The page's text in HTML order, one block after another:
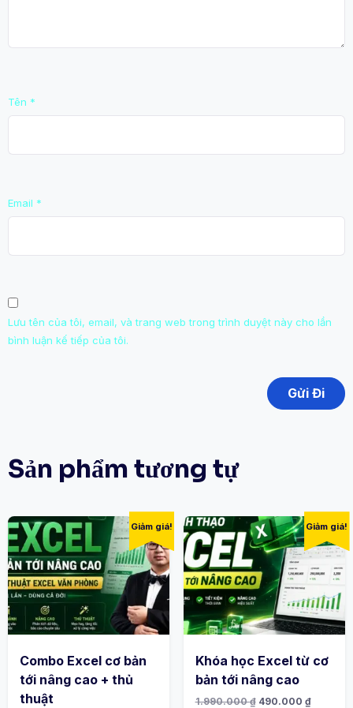
Tên *
Email *
Lưu tên của tôi, email, và trang web trong trình duyệt này cho lần
bình luận kế tiếp của tôi.
Sản phẩm tương tự
Giảm giá!
Combo Excel cơ bản
tới nâng cao + thủ
thuật
Giảm giá!
Khóa học Excel từ cơ
bản tới nâng cao
1.990.000₫ 490.000 ₫